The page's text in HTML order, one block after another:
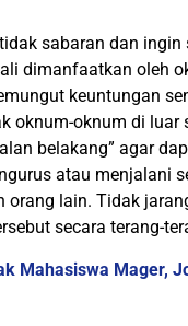
sabaran dan ingin
dimanfaatkan oleh
keuntungan
oknum-oknum di luar
belakang” agar
atau menjalani
orang lain. Tidak
secara terang-
Mahasiswa Mager,